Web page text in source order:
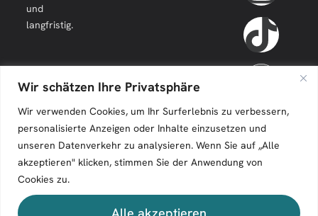
Wir schätzen Ihre Privatsphäre
Wir verwenden Cookies, um Ihr Surferlebnis zu verbessern,
personalisierte Anzeigen oder Inhalte einzusetzen und
unseren Datenverkehr zu analysieren. Wenn Sie auf „Alle
akzeptieren" klicken, stimmen Sie der Anwendung von
Cookies zu.
Alle akzeptieren
und
langfristig.
Zeilenfluss © 2026. All Rights Reserved.